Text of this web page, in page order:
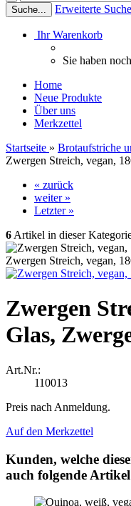
Suche... Erweiterte Suche
Ihr Warenkorb
Sie haben
Home
Neue Produkte
Über uns
Merkzettel
Startseite » Brotaufstriche
Zwergen Streich, vegan,
« zurück
weiter »
Letzter »
6 Artikel in dieser
Zwergen Streich, vegan,
Zwergen
Glas,
Art.Nr.:
110013
Preis nach Anmeldung.
Auf den Merkzettel
Kunden, welche
auch folgende